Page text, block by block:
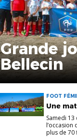
Grande
Bellecin
FOOT
Une
Samedi
l’occasion
plus de 70